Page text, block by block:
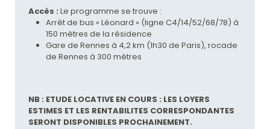
Accès : Le programme se trouve :
Arrêt de bus « Léonard » (ligne C4/14/52/68/78) à
150 mètres de la résidence
Gare de Rennes à 4,2 km (1h30 de Paris), rocade
de Rennes à 300 mètres
NB : ETUDE LOCATIVE EN COURS : LES LOYERS
ESTIMES ET LES RENTABILITES CORRESPONDANTES
SERONT DISPONIBLES PROCHAINEMENT.